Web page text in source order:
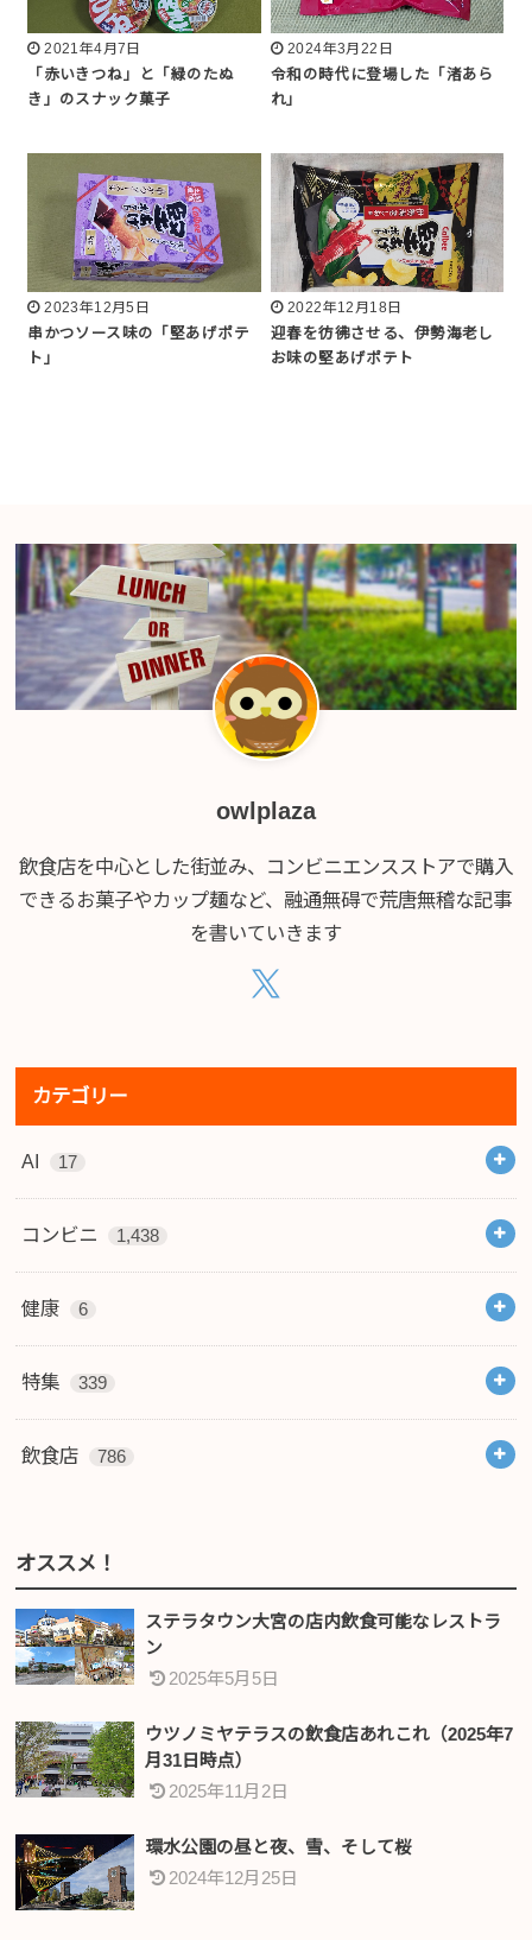
2021年4月7日
「赤いきつね」と「緑のたぬ
き」のスナック菓子
2024年3月22日
令和の時代に登場した「渚あら
れ」
2023年12月5日
串かつソース味の「堅あげポテ
ト」
2022年12月18日
迎春を彷彿させる、伊勢海老し
お味の堅あげポテト
owlplaza
飲食店を中心とした街並み、コンビニエンスストアで購入
できるお菓子やカップ麺など、融通無碍で荒唐無稽な記事
を書いていきます
カテゴリー
AI 17
コンビニ 1,438
健康 6
特集 339
飲食店 786
オススメ！
ステラタウン大宮の店内飲食可能なレストラ
ン
2025年5月5日
ウツノミヤテラスの飲食店あれこれ（2025年7
月31日時点）
2025年11月2日
環水公園の昼と夜、雪、そして桜
2024年12月25日